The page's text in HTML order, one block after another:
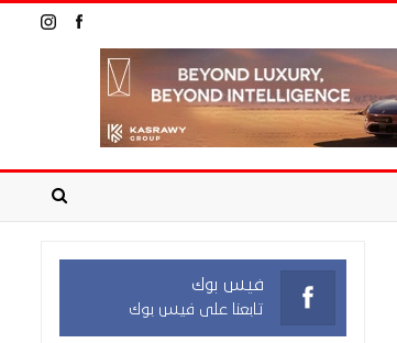
فيس بوك
تابعنا على فيس بوك